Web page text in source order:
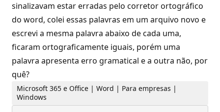
sinalizavam estar erradas pelo corretor ortográfico
do word, colei essas palavras em um arquivo novo e
escrevi a mesma palavra abaixo de cada uma,
ficaram ortograficamente iguais, porém uma
palavra apresenta erro gramatical e a outra não, por
quê?
Microsoft 365 e Office | Word | Para empresas |
Windows